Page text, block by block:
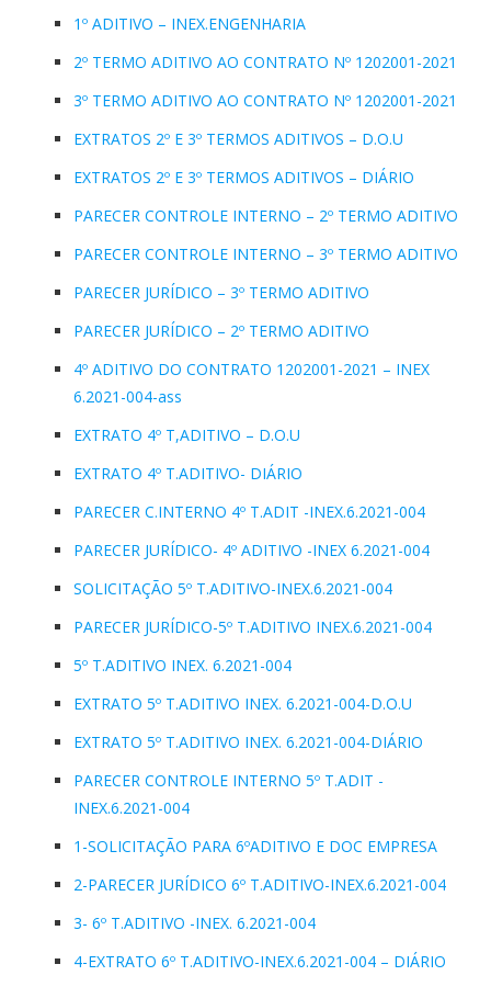
1º ADITIVO – INEX.ENGENHARIA
2º TERMO ADITIVO AO CONTRATO Nº 1202001-2021
3º TERMO ADITIVO AO CONTRATO Nº 1202001-2021
EXTRATOS 2º E 3º TERMOS ADITIVOS – D.O.U
EXTRATOS 2º E 3º TERMOS ADITIVOS – DIÁRIO
PARECER CONTROLE INTERNO – 2º TERMO ADITIVO
PARECER CONTROLE INTERNO – 3º TERMO ADITIVO
PARECER JURÍDICO – 3º TERMO ADITIVO
PARECER JURÍDICO – 2º TERMO ADITIVO
4º ADITIVO DO CONTRATO 1202001-2021 – INEX
6.2021-004-ass
EXTRATO 4º T,ADITIVO – D.O.U
EXTRATO 4º T.ADITIVO- DIÁRIO
PARECER C.INTERNO 4º T.ADIT -INEX.6.2021-004
PARECER JURÍDICO- 4º ADITIVO -INEX 6.2021-004
SOLICITAÇÃO 5º T.ADITIVO-INEX.6.2021-004
PARECER JURÍDICO-5º T.ADITIVO INEX.6.2021-004
5º T.ADITIVO INEX. 6.2021-004
EXTRATO 5º T.ADITIVO INEX. 6.2021-004-D.O.U
EXTRATO 5º T.ADITIVO INEX. 6.2021-004-DIÁRIO
PARECER CONTROLE INTERNO 5º T.ADIT -
INEX.6.2021-004
1-SOLICITAÇÃO PARA 6ºADITIVO E DOC EMPRESA
2-PARECER JURÍDICO 6º T.ADITIVO-INEX.6.2021-004
3- 6º T.ADITIVO -INEX. 6.2021-004
4-EXTRATO 6º T.ADITIVO-INEX.6.2021-004 – DIÁRIO